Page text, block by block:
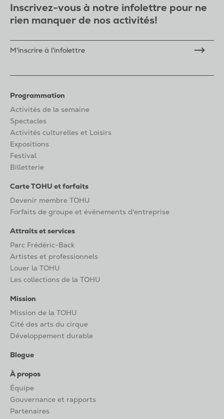
Inscrivez-vous à notre infolettre pour ne
rien manquer de nos activités!
M'inscrire à l'infolettre
Programmation
Activités de la semaine
Spectacles
Activités culturelles et Loisirs
Expositions
Festival
Billetterie
Carte TOHU et forfaits
Devenir membre TOHU
Forfaits de groupe et événements d'entreprise
Attraits et services
Parc Frédéric-Back
Artistes et professionnels
Louer la TOHU
Les collections de la TOHU
Mission
Mission de la TOHU
Cité des arts du cirque
Développement durable
Blogue
À propos
Équipe
Gouvernance et rapports
Partenaires